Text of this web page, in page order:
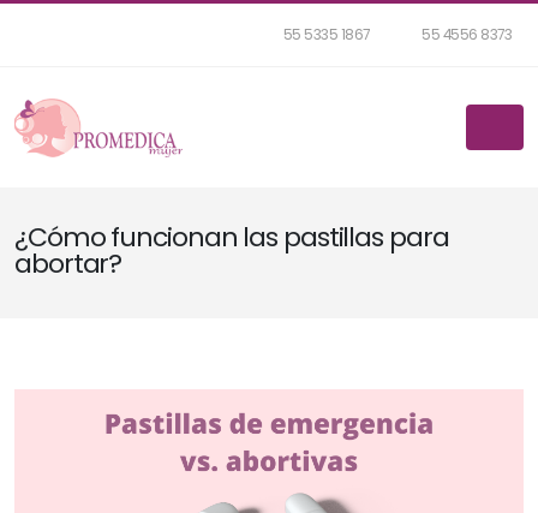
55 5335 1867 55 4556 8373
¿Cómo funcionan las pastillas para
abortar?